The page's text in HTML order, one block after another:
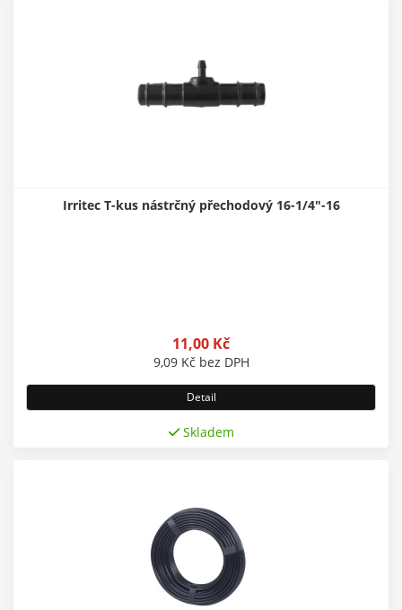
Irritec T-kus nástrčný přechodový 16-1/4"-16
11,00 Kč
9,09 Kč bez DPH
Detail
Skladem